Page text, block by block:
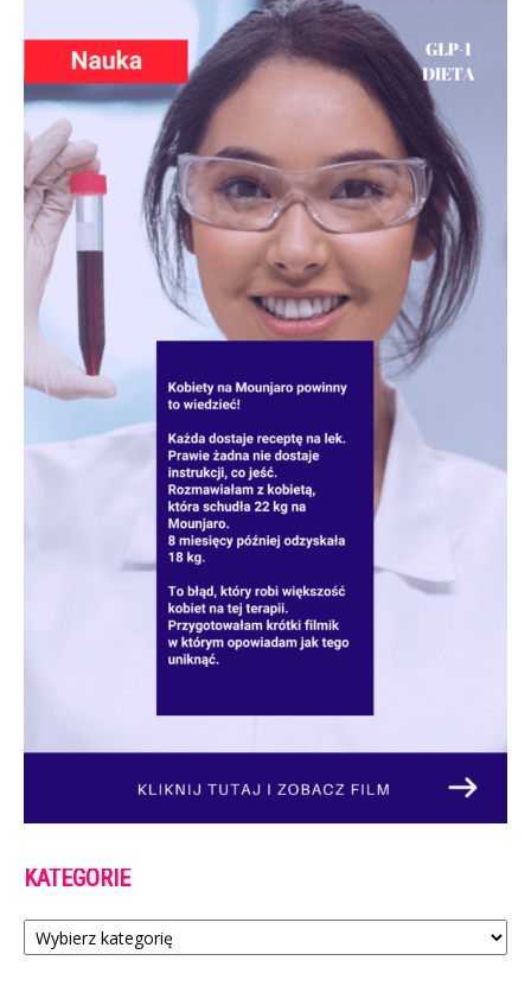
KATEGORIE
Kategorie